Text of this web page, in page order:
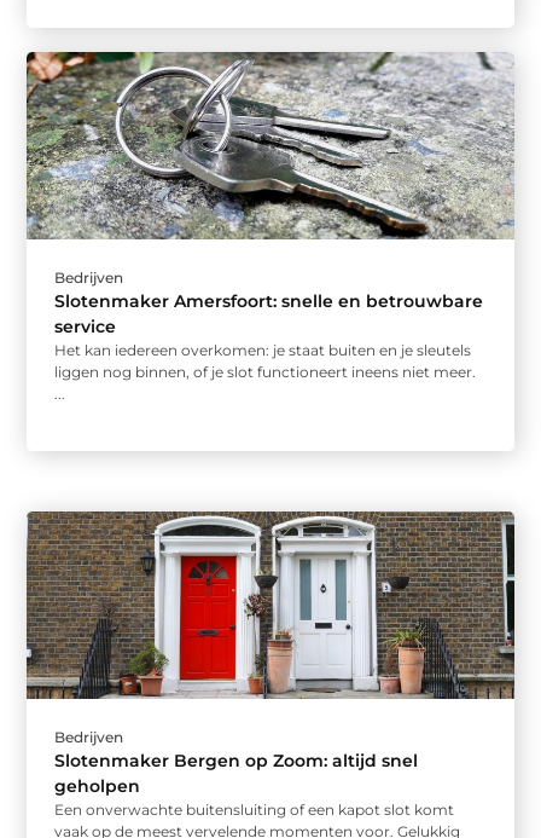
Bedrijven
Slotenmaker Amersfoort: snelle en betrouwbare
service
Het kan iedereen overkomen: je staat buiten en je sleutels
liggen nog binnen, of je slot functioneert ineens niet meer.
...
Bedrijven
Slotenmaker Bergen op Zoom: altijd snel
geholpen
Een onverwachte buitensluiting of een kapot slot komt
vaak op de meest vervelende momenten voor. Gelukkig